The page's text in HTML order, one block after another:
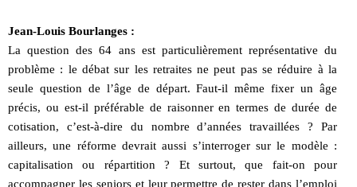
Jean-Louis Bourlanges :
La question des 64 ans est particulièrement représentative du
problème : le débat sur les retraites ne peut pas se réduire à la
seule question de l’âge de départ. Faut-il même fixer un âge
précis, ou est-il préférable de raisonner en termes de durée de
cotisation, c’est-à-dire du nombre d’années travaillées ? Par
ailleurs, une réforme devrait aussi s’interroger sur le modèle :
capitalisation ou répartition ? Et surtout, que fait-on pour
accompagner les seniors et leur permettre de rester dans l’emploi